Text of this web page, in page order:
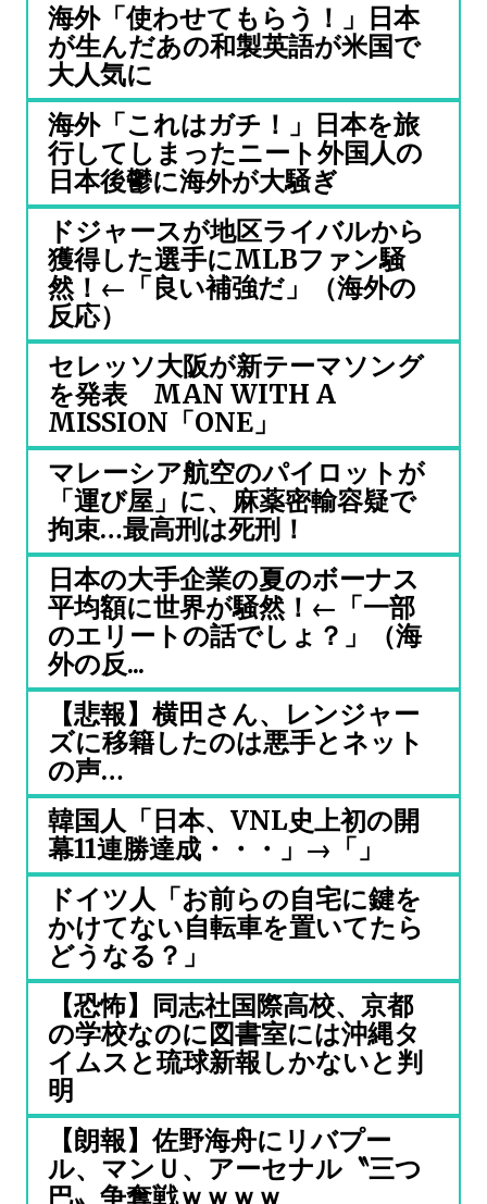
海外「使わせてもらう！」日本
が生んだあの和製英語が米国で
大人気に
海外「これはガチ！」日本を旅
行してしまったニート外国人の
日本後鬱に海外が大騒ぎ
ドジャースが地区ライバルから
獲得した選手にMLBファン騒
然！←「良い補強だ」（海外の
反応）
セレッソ大阪が新テーマソング
を発表 MAN WITH A
MISSION「ONE」
マレーシア航空のパイロットが
「運び屋」に、麻薬密輸容疑で
拘束…最高刑は死刑！
日本の大手企業の夏のボーナス
平均額に世界が騒然！←「一部
のエリートの話でしょ？」（海
外の反...
【悲報】横田さん、レンジャー
ズに移籍したのは悪手とネット
の声…
韓国人「日本、VNL史上初の開
幕11連勝達成・・・」→「」
ドイツ人「お前らの自宅に鍵を
かけてない自転車を置いてたら
どうなる？」
【恐怖】同志社国際高校、京都
の学校なのに図書室には沖縄タ
イムスと琉球新報しかないと判
明
【朗報】佐野海舟にリバプー
ル、マンＵ、アーセナル〝三つ
巴〟争奪戦ｗｗｗｗ